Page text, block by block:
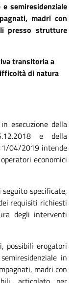
semiresidenziale
madri con
presso strutture
transitoria a
di natura
esecuzione della
e della
04/2019 intende
economici
seguito specificate,
requisiti richiesti
degli interventi
possibili erogatori
in
madri con